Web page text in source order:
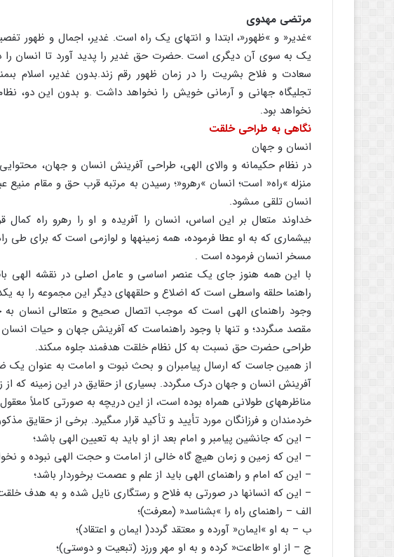
مرتضى مهدوى
»غدیر« و »ظهور«، ابتدا و انتهاى یک راه است. غدیر، اجمال و ظهور
یک به سوى آن دیگرى است .حضرت حق غدیر را پدید آورد تا انسان را
سعادت و فلاح بشریت را در زمان ظهور رقم زند.بدون غدیر، اسلام
تجلیگاه جهانى و آرمانى خویش را نخواهد داشت .و بدون این دو،
نخواهد بود.
نگاهى به طراحى خلقت
انسان و جهان
در نظام حکیمانه و والاى الهى، طراحى آفرینش انسان و جهان،
منزله »راه« است؛ انسان »رهرو«؛ رسیدن به مرتبه قرب حق و مقام
انسان تلقى مى‏شود.
خداوند متعال بر این اساس، انسان را آفریده و او را رهرو راه کمال
بیشمارى که به او عطا فرموده، همه زمینه‏ها و لوازمى است که براى
مسخر انسان فرموده است .
با این همه هنوز جاى یک عنصر اساسى و عامل اصلى در نقشه الهى
راهنما حلقه واسطى است که اضلاع و حلقه‏هاى دیگر این مجموعه را به
وجود راهنماى الهى است که موجب اتصال صحیح و متعالى انسان
مقصد مى‏گردد؛ و تنها با وجود راهنماست که آفرینش جهان و حیات انسان
طراحى حضرت حق نسبت به کل نظام خلقت هدفمند جلوه مى‏کند.
از همین جاست که ارسال پیامبران و بحث نبوت و امامت به عنوان یک
آفرینش انسان و جهان درک مى‏گردد. بسیارى از حقایق در این زمینه که از
مناظره‏هاى طولانى همراه بوده است، از این دریچه به صورتى کاملاً
خردمندان و فرزانگان مورد تأیید و تأکید قرار مى‏گیرد. برخى از حقایق مذکور
– این که جانشین پیامبر و امام بعد از او باید به تعیین الهى باشد؛
– این که زمین و زمان هیچ گاه خالى از امامت و حجت الهى نبوده و
– این که امام و راهنماى الهى باید از علم و عصمت برخوردار باشد؛
– این که انسان‏ها در صورتى به فلاح و رستگارى نایل شده و به هدف
الف – راهنماى راه را »بشناسد« (معرفت)؛
ب – به او »ایمان« آورده و معتقد گردد( ایمان و اعتقاد)؛
ج – از او »اطاعت« کرده و به او مهر ورزد (تبعیت و دوستى)؛